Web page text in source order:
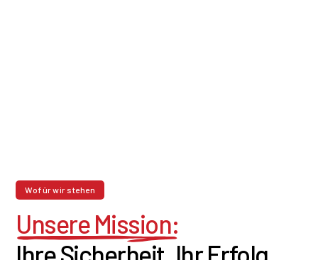
Wofür wir stehen
Unsere Mission:
Ihre Sicherheit. Ihr Erfolg.